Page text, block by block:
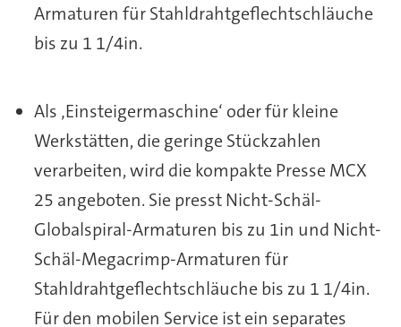
Armaturen für Stahldrahtgeflechtschläuche
bis zu 1 1/4in.
Als ‚Einsteigermaschine‘ oder für kleine
Werkstätten, die geringe Stückzahlen
verarbeiten, wird die kompakte Presse MCX
25 angeboten. Sie presst Nicht-Schäl-
Globalspiral-Armaturen bis zu 1in und Nicht-
Schäl-Megacrimp-Armaturen für
Stahldrahtgeflechtschläuche bis zu 1 1/4in.
Für den mobilen Service ist ein separates